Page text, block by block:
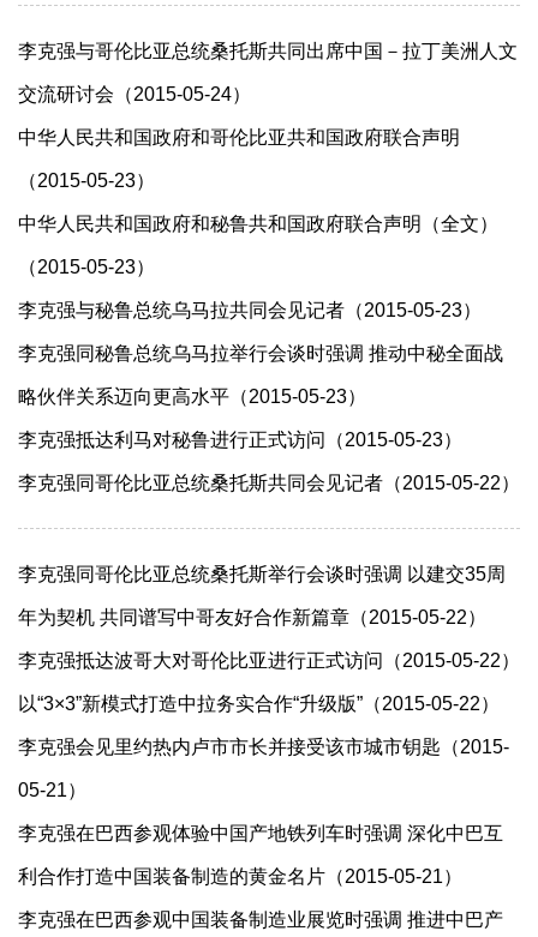
李克强与哥伦比亚总统桑托斯共同出席中国－拉丁美洲人文
交流研讨会（2015-05-24）
中华人民共和国政府和哥伦比亚共和国政府联合声明
（2015-05-23）
中华人民共和国政府和秘鲁共和国政府联合声明（全文）
（2015-05-23）
李克强与秘鲁总统乌马拉共同会见记者（2015-05-23）
李克强同秘鲁总统乌马拉举行会谈时强调 推动中秘全面战
略伙伴关系迈向更高水平（2015-05-23）
李克强抵达利马对秘鲁进行正式访问（2015-05-23）
李克强同哥伦比亚总统桑托斯共同会见记者（2015-05-22）
李克强同哥伦比亚总统桑托斯举行会谈时强调 以建交35周
年为契机 共同谱写中哥友好合作新篇章（2015-05-22）
李克强抵达波哥大对哥伦比亚进行正式访问（2015-05-22）
以“3×3”新模式打造中拉务实合作“升级版”（2015-05-22）
李克强会见里约热内卢市市长并接受该市城市钥匙（2015-
05-21）
李克强在巴西参观体验中国产地铁列车时强调 深化中巴互
利合作打造中国装备制造的黄金名片（2015-05-21）
李克强在巴西参观中国装备制造业展览时强调 推进中巴产